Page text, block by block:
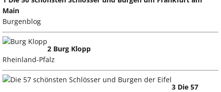
Main
Burgenblog
2 Burg Klopp
Rheinland-Pfalz
3 Die 57